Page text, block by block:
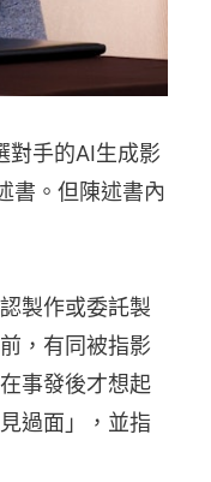
對手的AI生成影
書。但陳述書內
製作或委託製
，有同被指影
事發後才想起
過面」，並指